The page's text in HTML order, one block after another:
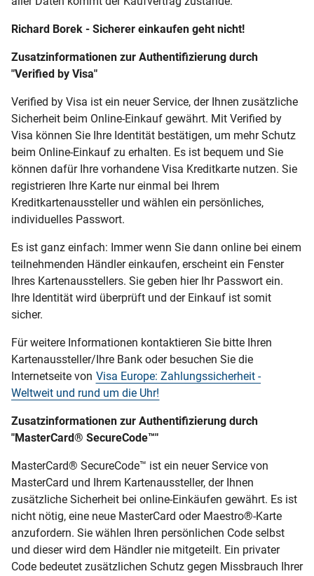
Richard Borek - Sicherer einkaufen geht nicht!
Zusatzinformationen zur Authentifizierung durch
"Verified by Visa"
Verified by Visa ist ein neuer Service, der Ihnen zusätzliche
Sicherheit beim Online-Einkauf gewährt. Mit Verified by
Visa können Sie Ihre Identität bestätigen, um mehr Schutz
beim Online-Einkauf zu erhalten. Es ist bequem und Sie
können dafür Ihre vorhandene Visa Kreditkarte nutzen. Sie
registrieren Ihre Karte nur einmal bei Ihrem
Kreditkartenaussteller und wählen ein persönliches,
individuelles Passwort.
Es ist ganz einfach: Immer wenn Sie dann online bei einem
teilnehmenden Händler einkaufen, erscheint ein Fenster
Ihres Kartenausstellers. Sie geben hier Ihr Passwort ein.
Ihre Identität wird überprüft und der Einkauf ist somit
sicher.
Für weitere Informationen kontaktieren Sie bitte Ihren
Kartenaussteller/Ihre Bank oder besuchen Sie die
Internetseite von Visa Europe: Zahlungssicherheit -
Weltweit und rund um die Uhr!
Zusatzinformationen zur Authentifizierung durch
"MasterCard® SecureCode™"
MasterCard® SecureCode™ ist ein neuer Service von
MasterCard und Ihrem Kartenaussteller, der Ihnen
zusätzliche Sicherheit bei online-Einkäufen gewährt. Es ist
nicht nötig, eine neue MasterCard oder Maestro®-Karte
anzufordern. Sie wählen Ihren persönlichen Code selbst
und dieser wird dem Händler nie mitgeteilt. Ein privater
Code bedeutet zusätzlichen Schutz gegen Missbrauch Ihrer